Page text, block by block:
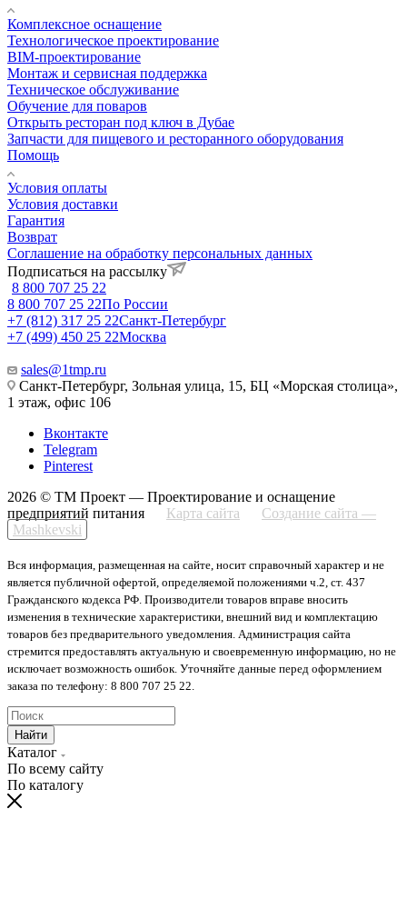
Комплексное оснащение
Технологическое проектирование
BIM-проектирование
Монтаж и сервисная поддержка
Техническое обслуживание
Обучение для поваров
Открыть ресторан под ключ в Дубае
Запчасти для пищевого и ресторанного оборудования
Помощь
Условия оплаты
Условия доставки
Гарантия
Возврат
Соглашение на обработку персональных данных
Подписаться на рассылку
8 800 707 25 22
8 800 707 25 22По России
+7 (812) 317 25 22Санкт-Петербург
+7 (499) 450 25 22Москва
sales@1tmp.ru
Санкт-Петербург, Зольная улица, 15, БЦ «Морская столица»,
1 этаж, офис 106
Вконтакте
Telegram
Pinterest
2026 © ТМ Проект — Проектирование и оснащение
предприятий питания
Карта сайта
Создание сайта —
Mashkevski
Вся информация, размещенная на сайте, носит справочный характер и не
является публичной офертой, определяемой положениями ч.2, ст. 437
Гражданского кодекса РФ. Производители товаров вправе вносить
изменения в технические характеристики, внешний вид и комплектацию
товаров без предварительного уведомления. Администрация сайта
стремится предоставлять актуальную и своевременную информацию, но не
исключает возможность ошибок. Уточняйте данные перед оформлением
заказа по телефону: 8 800 707 25 22.
Найти
Каталог
По всему сайту
По каталогу